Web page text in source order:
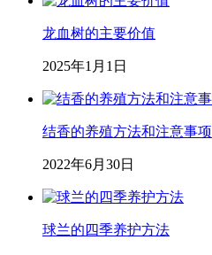
龙血树的主要价值
2025年1月1日
结香的养殖方法和注意事项
2022年6月30日
球兰的四季养护方法